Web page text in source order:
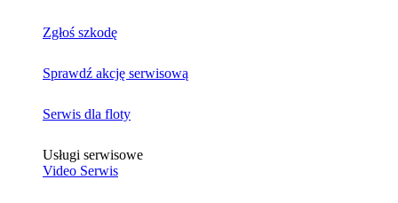
Zgłoś szkodę
Sprawdź akcję serwisową
Serwis dla floty
Usługi serwisowe
Video Serwis